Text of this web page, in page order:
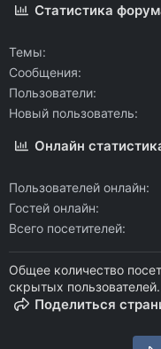
Статистика
Темы
Сообщения
Пользователи
Новый пользователь
Онлайн
Пользователей онлайн
Гостей онлайн
Всего посетителей
Общее количество
скрытых пользователей.
Поделиться